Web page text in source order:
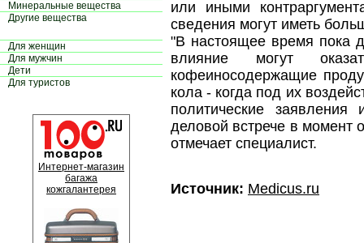
Минеральные вещества
Другие вещества
Для женщин
Для мужчин
Дети
Для туристов
Интернет-магазин
багажа
кожгалантерея
или иными
сведения могут иметь
"В настоящее время пока
влияние могут
кофеиносодержащие
кола - когда под их
политические заявления
деловой встрече в момент
отмечает специалист.
Источник: Medicus.ru